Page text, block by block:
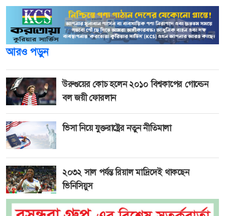
আরও পড়ুন
উরুগুয়ের কোচ হলেন ২০১০ বিশ্বকাপের গোল্ডেন
বল জয়ী ফোরলান
ভিসা নিয়ে যুক্তরাষ্ট্রের নতুন নীতিমালা
২০৩২ সাল পর্যন্ত রিয়াল মাদ্রিদেই থাকছেন
ভিনিসিয়ুস